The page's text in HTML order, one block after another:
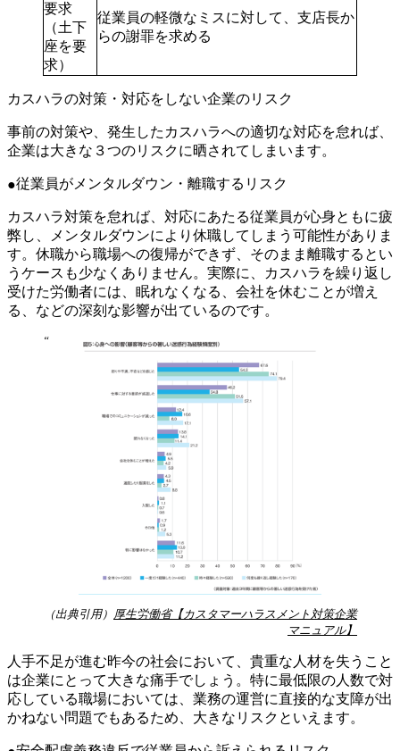
要求
（土下
座を要
求）
従業員の軽微なミスに対して、支店長か
らの謝罪を求める
カスハラの対策・対応をしない企業のリスク
事前の対策や、発生したカスハラへの適切な対応を怠れば、
企業は大きな３つのリスクに晒されてしまいます。
従業員がメンタルダウン・離職するリスク
カスハラ対策を怠れば、対応にあたる従業員が心身ともに疲
弊し、メンタルダウンにより休職してしまう可能性がありま
す。休職から職場への復帰ができず、そのまま離職するとい
うケースも少なくありません。実際に、カスハラを繰り返し
受けた労働者には、眠れなくなる、会社を休むことが増え
る、などの深刻な影響が出ているのです。
（出典引用） 厚生労働省【カスタマーハラスメント対策企業
マニュアル】
人手不足が進む昨今の社会において、貴重な人材を失うこと
は企業にとって大きな痛手でしょう。特に最低限の人数で対
応している職場においては、業務の運営に直接的な支障が出
かねない問題でもあるため、大きなリスクといえます。